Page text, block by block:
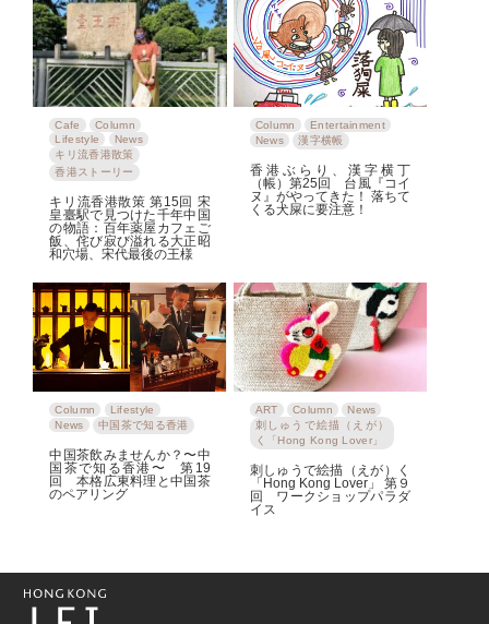
Cafe
Column
Lifestyle
News
キリ流香港散策
香港ストーリー
キリ流香港散策 第15回 宋
皇臺駅で見つけた千年中国
の物語：百年薬屋カフェご
飯、侘び寂び溢れる大正昭
和穴場、宋代最後の王様
Column
Entertainment
News
漢字横帳
香港ぶらり、漢字横丁
（帳）第25回 台風『コイ
ヌ』がやってきた！ 落ちて
くる犬屎に要注意！
Column
Lifestyle
News
中国茶で知る香港
中国茶飲みませんか？〜中
国茶で知る香港〜 第19
回 本格広東料理と中国茶
のペアリング
ART Column
News
刺しゅうで絵描（えが）
く「Hong Kong Lover」
刺しゅうで絵描（えが）く
「Hong Kong Lover」 第９
回 ワークショップパラダ
イス